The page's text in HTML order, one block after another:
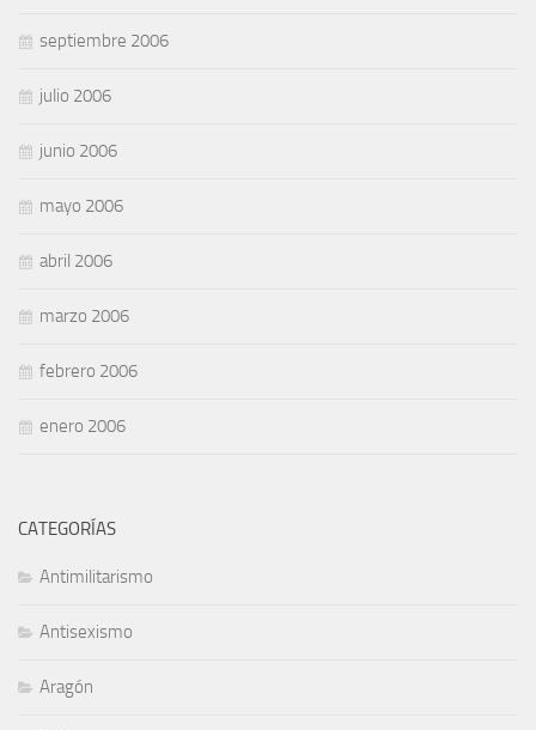
septiembre 2006
julio 2006
junio 2006
mayo 2006
abril 2006
marzo 2006
febrero 2006
enero 2006
CATEGORÍAS
Antimilitarismo
Antisexismo
Aragón